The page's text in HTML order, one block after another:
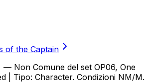
of the Captain
— Non Comune del set OP06, One
| Tipo: Character. Condizioni NM/M.